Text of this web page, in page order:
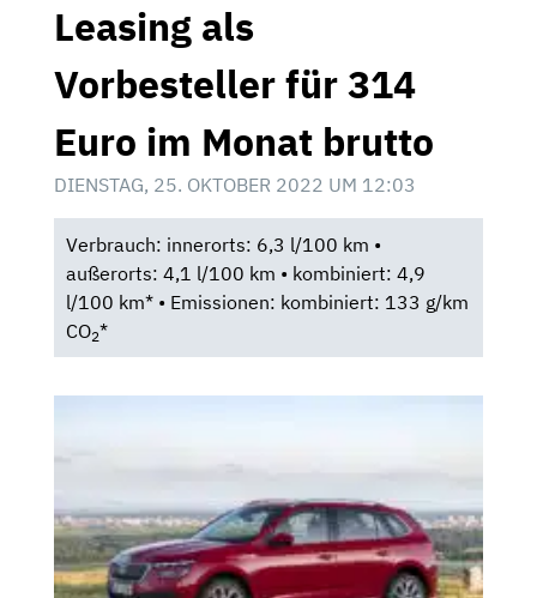
Leasing als
Vorbesteller für 314
Euro im Monat brutto
DIENSTAG, 25. OKTOBER 2022 UM 12:03
Verbrauch: innerorts: 6,3 l/100 km •
außerorts: 4,1 l/100 km • kombiniert: 4,9
l/100 km* • Emissionen: kombiniert: 133 g/km
CO2*